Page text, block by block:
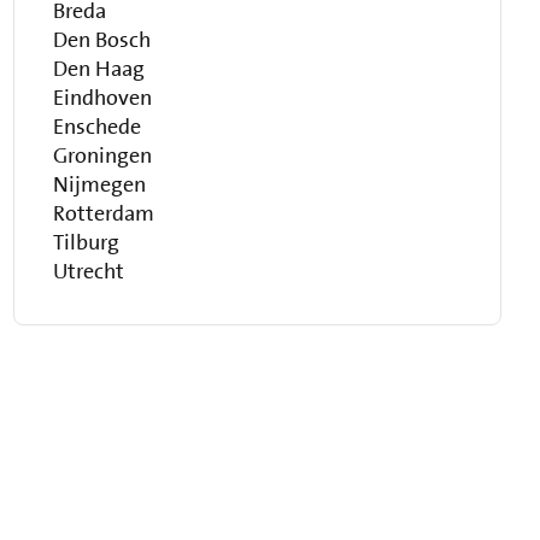
Breda
Den Bosch
Den Haag
Eindhoven
Enschede
Groningen
Nijmegen
Rotterdam
Tilburg
Utrecht